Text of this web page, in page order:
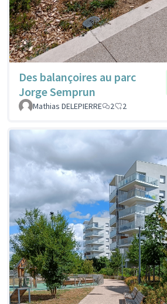
Des balançoires au parc
Jorge Semprun
Mathias DELEPIERRE
2 2